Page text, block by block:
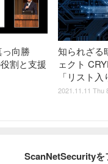
っ向勝
割と支援
知られざる
ェクト
「リスト入
2021.11.11 Thu
ScanNetSecurityを